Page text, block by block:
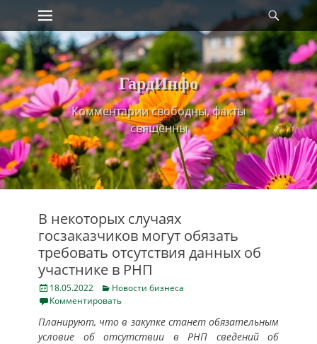
Skip
to
content
Primary Menu
ГардИнфо
Комментарии свободны, факты
священны
В некоторых случаях
госзаказчиков могут обязать
требовать отсутствия данных об
участнике в РНП
Posted
on
18.05.2022 Categories
Новости бизнеса
Комментировать
Планируют, что в закупке станет обязательным
условие об отсутствии в РНП сведений об